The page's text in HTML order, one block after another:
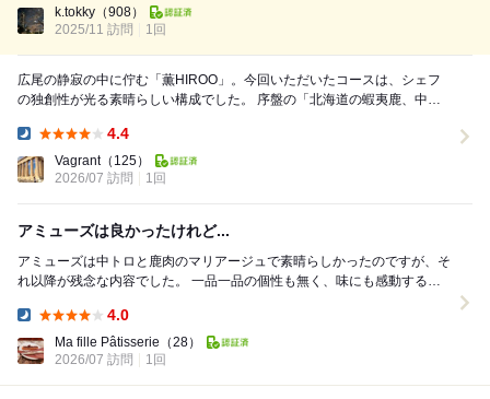
す。 薫HIROOさん...
k.tokky （908）
2025/11 訪問
1回
広尾の静寂の中に佇む「薫HIROO」。今回いただいたコースは、シェフ
の独創性が光る素晴らしい構成でした。 序盤の「北海道の蝦夷鹿、中ト
4.4
Vagrant （125）
2026/07 訪問
1回
アミューズは良かったけれど...
アミューズは中トロと鹿肉のマリアージュで素晴らしかったのですが、そ
れ以降が残念な内容でした。 一品一品の個性も無く、味にも感動するよ
4.0
Ma fille Pâtisserie （28）
2026/07 訪問
1回